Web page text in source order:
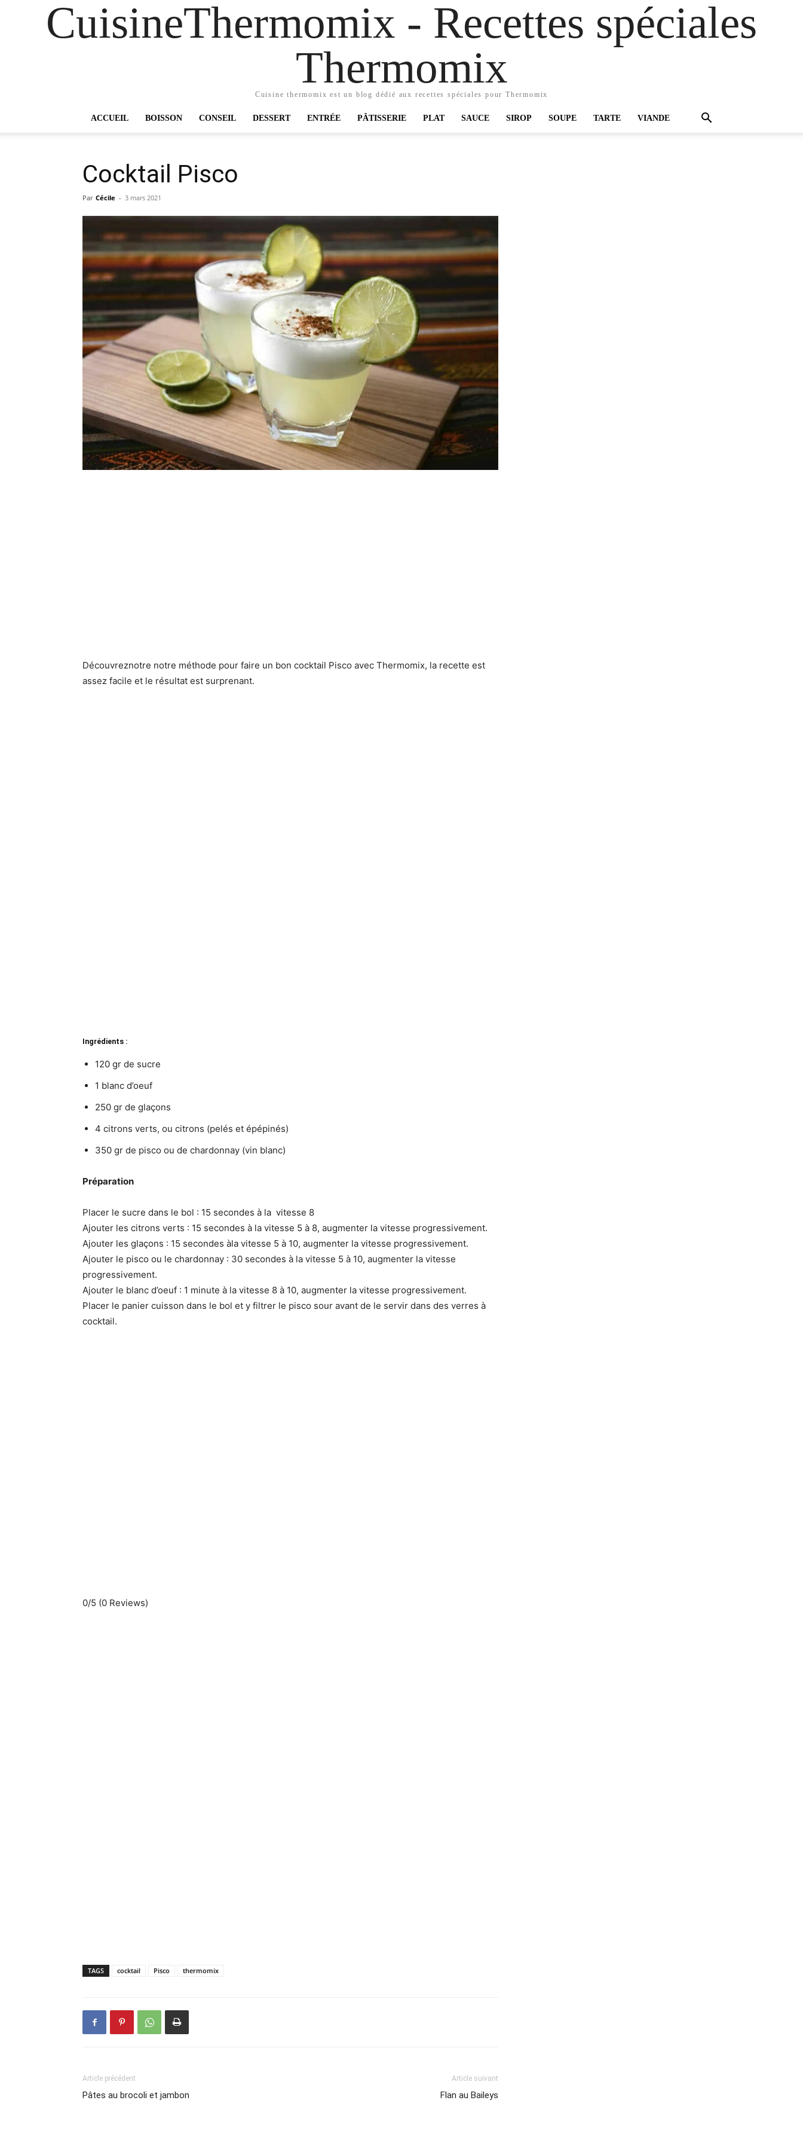
CuisineThermomix - Recettes spéciales
Thermomix
Cuisine thermomix est un blog dédié aux recettes spéciales pour Thermomix
ACCUEIL BOISSON CONSEIL DESSERT ENTRÉE PÂTISSERIE PLAT SAUCE SIROP SOUPE TARTE VIANDE
Cocktail Pisco
Par Cécile - 3 mars 2021
Découvreznotre notre méthode pour faire un bon cocktail Pisco avec Thermomix, la recette est
assez facile et le résultat est surprenant.
Ingrédients :
120 gr de sucre
1 blanc d’oeuf
250 gr de glaçons
4 citrons verts, ou citrons (pelés et épépinés)
350 gr de pisco ou de chardonnay (vin blanc)
Préparation
Placer le sucre dans le bol : 15 secondes à la vitesse 8
Ajouter les citrons verts : 15 secondes à la vitesse 5 à 8, augmenter la vitesse progressivement.
Ajouter les glaçons : 15 secondes àla vitesse 5 à 10, augmenter la vitesse progressivement.
Ajouter le pisco ou le chardonnay : 30 secondes à la vitesse 5 à 10, augmenter la vitesse
progressivement.
Ajouter le blanc d’oeuf : 1 minute à la vitesse 8 à 10, augmenter la vitesse progressivement.
Placer le panier cuisson dans le bol et y filtrer le pisco sour avant de le servir dans des verres à
cocktail.
0/5 (0 Reviews)
TAGS cocktail Pisco thermomix
Article précédent
Pâtes au brocoli et jambon
Article suivant
Flan au Baileys